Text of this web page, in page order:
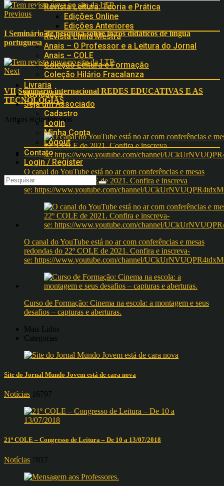
Revista Leitura: Teoria e Prática
Edições Online
Edições Anteriores
Revista Linha Mestra
Anais – O Professor e a Leitura do Jornal
Anais – COLE
Coleção Leitura e Formação
Coleção Hilário Fracalanza
Livraria
Novidades
Seja um Associado
Cadastro
Login
Minha Conta
Logout
Contato
Login / Register
Previous
I Seminário de pesquisa sobre livros didáticos de língua
portuguesa
Next
VII Seminário internacional REDES EDUCATIVAS E AS
TECNOLOGIAS
Artigos Relacionados
O canal do YouTube está no ar com conferências e mesas
redondas do 22º COLE de 2021. Confira e inscreva
se: https://www.youtube.com/channel/
O canal do YouTube está no ar com conferências e mesas
redondas do 22º COLE de 2021. Confira e inscreva-
se: https://www.youtube.com/channel/
Curso de Formação: Cinema na escola: a montagem e seus
desafios – capturas e aberturas.
Mais Lidos
Categorias
Site do Jornal Mundo Jovem está de cara nova
Notícias 16797
21º COLE – Congresso de Leitura – De 10 a 13/07/2018
Notícias 7817